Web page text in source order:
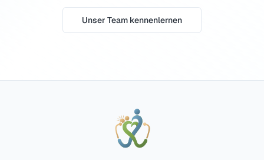
Unser Team kennenlernen